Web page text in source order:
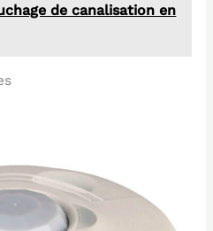
de canalisation en